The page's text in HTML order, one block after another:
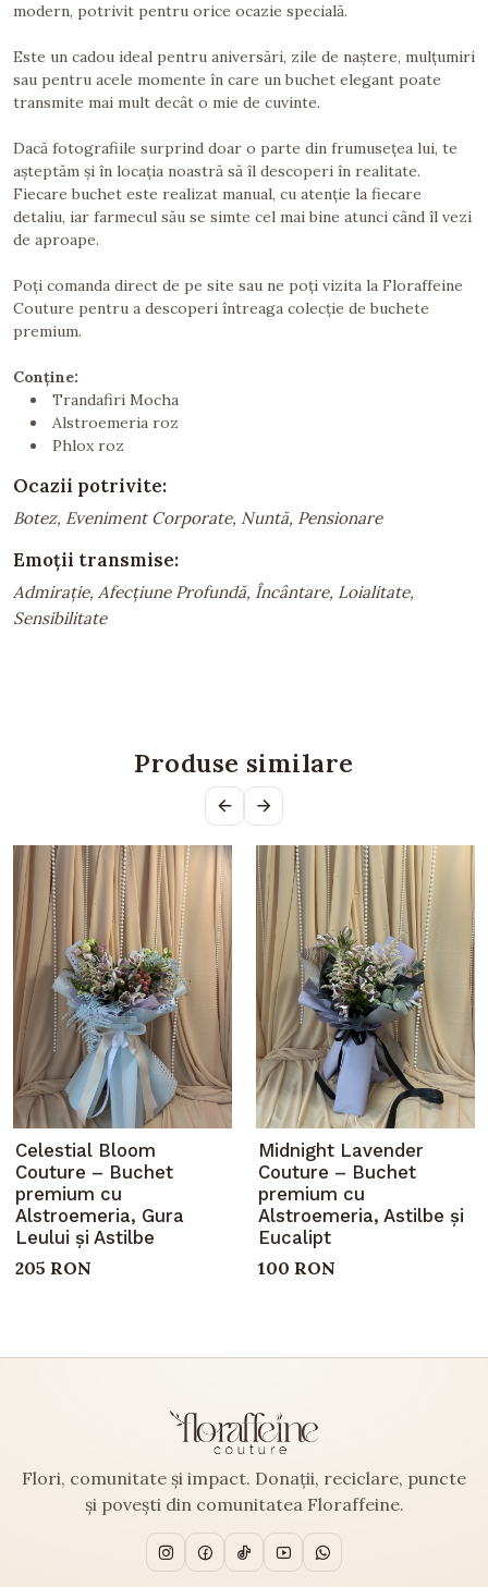
modern, potrivit pentru orice ocazie specială.
Este un cadou ideal pentru aniversări, zile de naștere, mulțumiri
sau pentru acele momente în care un buchet elegant poate
transmite mai mult decât o mie de cuvinte.
Dacă fotografiile surprind doar o parte din frumusețea lui, te
așteptăm și în locația noastră să îl descoperi în realitate.
Fiecare buchet este realizat manual, cu atenție la fiecare
detaliu, iar farmecul său se simte cel mai bine atunci când îl vezi
de aproape.
Poți comanda direct de pe site sau ne poți vizita la Floraffeine
Couture pentru a descoperi întreaga colecție de buchete
premium.
Conține:
Trandafiri Mocha
Alstroemeria roz
Phlox roz
Ocazii potrivite:
Botez, Eveniment Corporate, Nuntă, Pensionare
Emoții transmise:
Admirație, Afecțiune Profundă, Încântare, Loialitate,
Sensibilitate
Produse similare
Celestial Bloom
Couture – Buchet
premium cu
Alstroemeria, Gura
Leului și Astilbe
205 RON
Midnight Lavender
Couture – Buchet
premium cu
Alstroemeria, Astilbe și
Eucalipt
100 RON
Flori, comunitate și impact. Donații, reciclare, puncte
și povești din comunitatea Floraffeine.